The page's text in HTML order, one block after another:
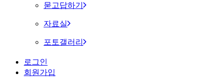
묻고답하기
자료실
포토갤러리
로그인
회원가입